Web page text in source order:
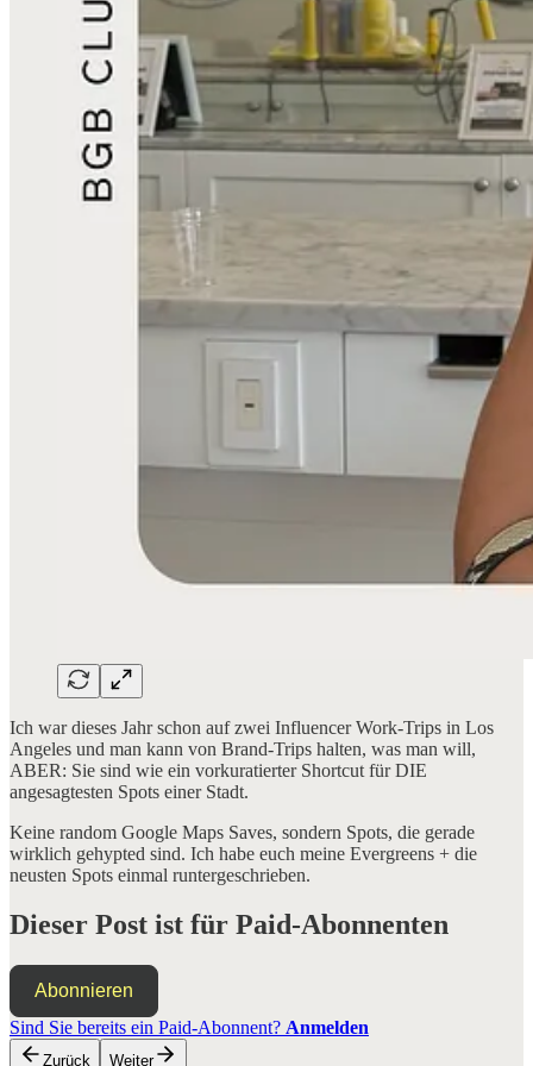
Ich war dieses Jahr schon auf zwei Influencer Work-Trips in Los
Angeles und man kann von Brand-Trips halten, was man will,
ABER: Sie sind wie ein vorkuratierter Shortcut für DIE
angesagtesten Spots einer Stadt.
Keine random Google Maps Saves, sondern Spots, die gerade
wirklich gehypted sind. Ich habe euch meine Evergreens + die
neusten Spots einmal runtergeschrieben.
Dieser Post ist für Paid-Abonnenten
Abonnieren
Sind Sie bereits ein Paid-Abonnent? Anmelden
Zurück Weiter